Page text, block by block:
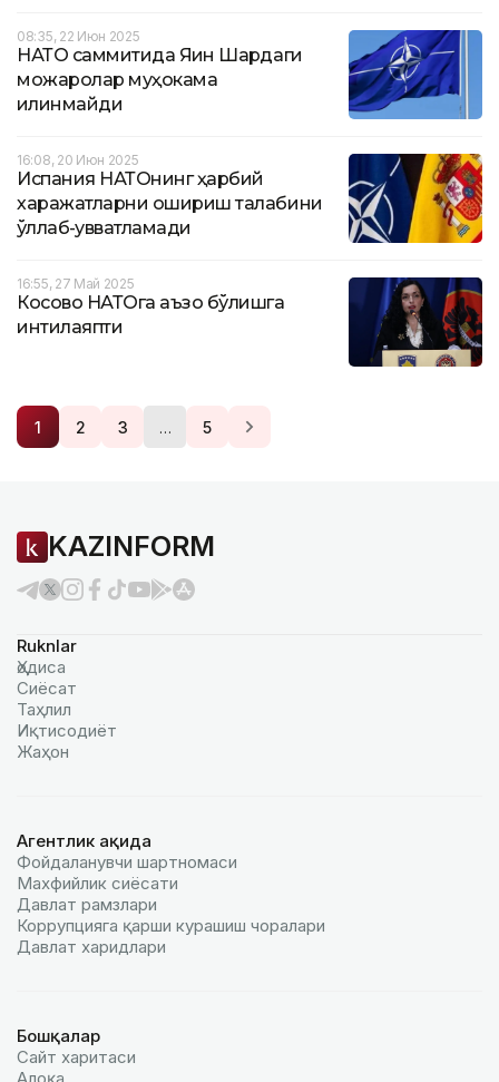
08:35, 22 Июн 2025
НАТО саммитида Яқин Шарқдаги
можаролар муҳокама
қилинмайди
16:08, 20 Июн 2025
Испания НАТОнинг ҳарбий
харажатларни ошириш талабини
қўллаб-қувватламади
16:55, 27 Май 2025
Косово НАТОга аъзо бўлишга
интилаяпти
1 2 3 … 5
KAZINFORM
Ruknlar
Ҳодиса
Сиёсат
Таҳлил
Иқтисодиёт
Жаҳон
Агентлик ҳақида
Фойдаланувчи шартномаси
Махфийлик сиёсати
Давлат рамзлари
Коррупцияга қарши курашиш чоралари
Давлат харидлари
Бошқалар
Сайт харитаси